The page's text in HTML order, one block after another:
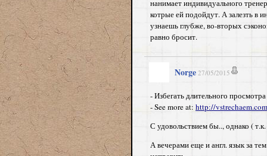
нанимает индивидуального
котрые ей подойдут. А залезть в
узнаешь глубже, во-вторых
равно бросит.
Norge 27/05/2015
- Избегать длительного
- See more at: http://
С удовольствием бы.., однако (
А вечерами еще и англ. язык за